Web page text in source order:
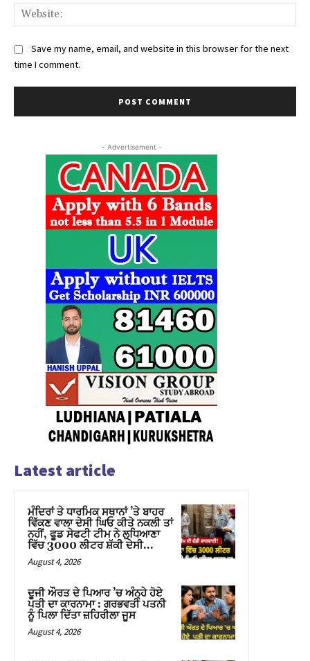
Save my name, email, and website in this browser for the next
time I comment.
- Advertisement -
Latest article
ਮੰਦਿਰਾਂ ਤੇ ਧਾਰਮਿਕ ਸਥਾਨਾਂ ’ਤੇ ਬਾਹਰ
ਵਿੱਕਣ ਵਾਲਾ ਦੇਸੀ ਘਿਓ ਕੀਤੇ ਨਕਲੀ ਤਾਂ
ਨਹੀਂ, ਫੂਡ ਸੇਫਟੀ ਟੀਮ ਨੇ ਲੁਧਿਆਣਾ
ਵਿੱਚ 3000 ਲੀਟਰ ਸ਼ੱਕੀ ਦੇਸੀ...
August 4, 2026
ਦੂਜੀ ਔਰਤ ਦੇ ਪਿਆਰ ’ਚ ਅੰਨ੍ਹੇ ਹੋਏ
ਪਤੀ ਦਾ ਕਾਰਨਾਮਾ : ਗਰਭਵਤੀ ਪਤਨੀ
ਨੂੰ ਪਿਲਾ ਦਿੱਤਾ ਜ਼ਹਿਰੀਲਾ ਜੂਸ
August 4, 2026